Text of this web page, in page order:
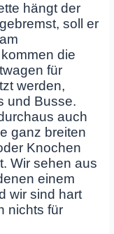
hängt der
soll er
die
für
werden,
und Busse.
auch
ganz breiten
Knochen
Wir sehen aus
einem
wir sind hart
nichts für